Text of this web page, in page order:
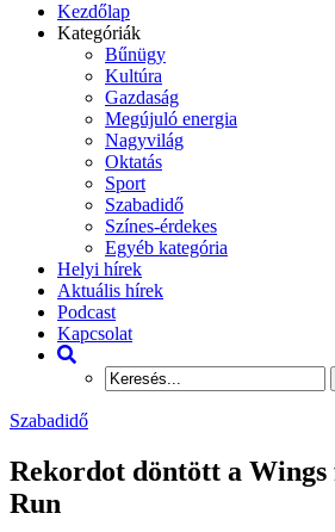
Kezdőlap
Kategóriák
Bűnügy
Kultúra
Gazdaság
Megújuló energia
Nagyvilág
Oktatás
Sport
Szabadidő
Színes-érdekes
Egyéb kategória
Helyi hírek
Aktuális hírek
Podcast
Kapcsolat
Szabadidő
Rekordot döntött a
Run